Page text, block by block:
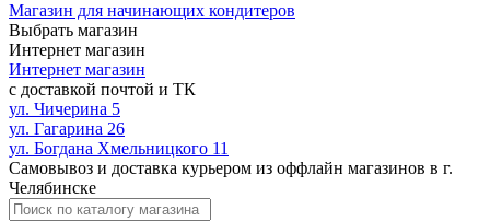
Магазин для начинающих кондитеров
Выбрать магазин
Интернет магазин
Интернет магазин
с доставкой почтой и ТК
ул. Чичерина 5
ул. Гагарина 26
ул. Богдана Хмельницкого 11
Самовывоз и доставка курьером из оффлайн магазинов в г.
Челябинске